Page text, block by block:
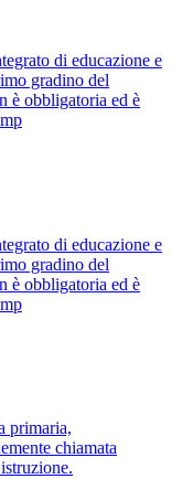
di educazione e
gradino del
è obbligatoria ed è
di educazione e
gradino del
è obbligatoria ed è
primaria,
chiamata